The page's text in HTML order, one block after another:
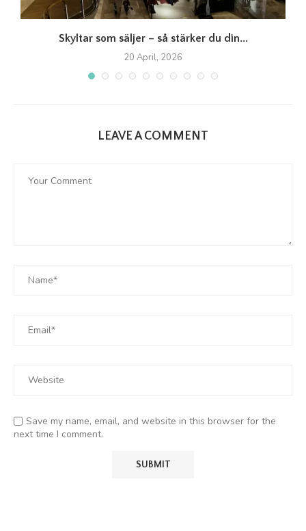
Skyltar som säljer – så stärker du din...
20 April, 2026
LEAVE A COMMENT
Save my name, email, and website in this browser for the
next time I comment.